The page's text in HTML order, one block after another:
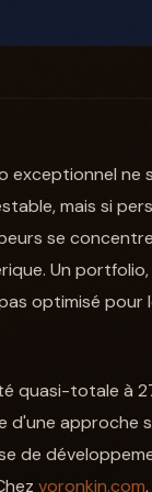
exceptionnel ne
mais si
se
Un
optimisé pour
quasi-totale à
d'une approche
de
voronkin.com